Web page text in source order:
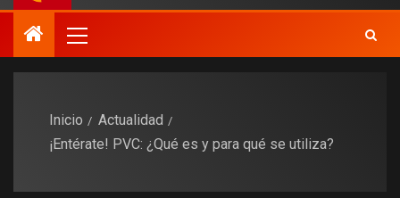
Inicio
Actualidad
¡Entérate! PVC: ¿Qué es y para qué se utiliza?